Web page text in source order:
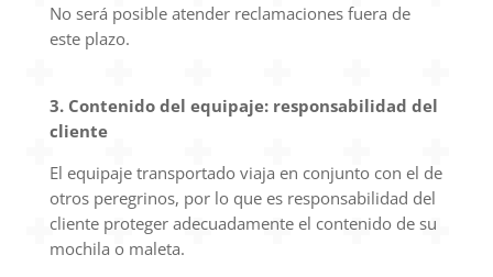
No será posible atender reclamaciones fuera de
este plazo.
3. Contenido del equipaje: responsabilidad del
cliente
El equipaje transportado viaja en conjunto con el de
otros peregrinos, por lo que es responsabilidad del
cliente proteger adecuadamente el contenido de su
mochila o maleta.